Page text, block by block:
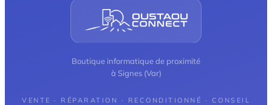
Boutique informatique de proximité
à Signes (Var)
VENTE · RÉPARATION · RECONDITIONNÉ · CONSEIL